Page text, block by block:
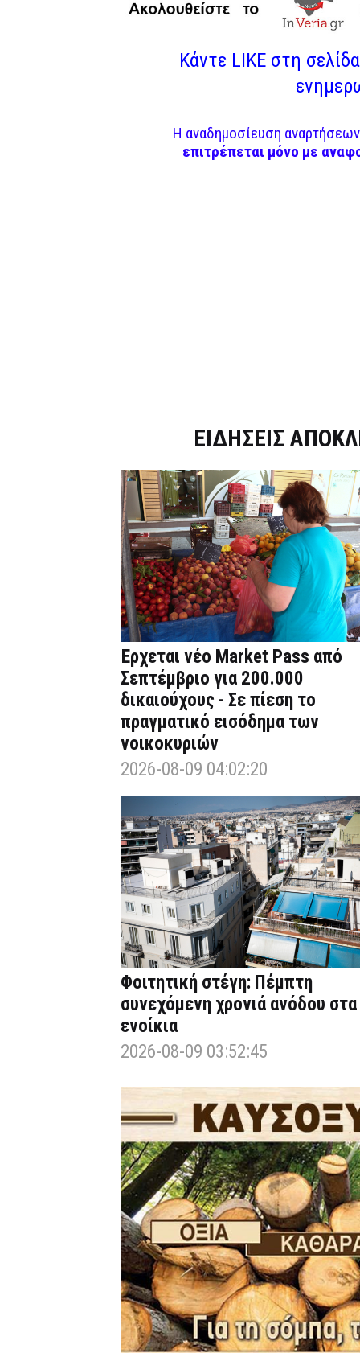
Κάντε LIKE στη
Η αναδημοσίευση
επιτρέπεται μόνο με
ΕΙΔΗΣΕΙΣ
Έρχεται νέο Market Pass από
Σεπτέμβριο για 200.000
δικαιούχους - Σε πίεση το
πραγματικό εισόδημα των
νοικοκυριών
2026-08-09 04:02:20
Φοιτητική στέγη: Πέμπτη
συνεχόμενη χρονιά ανόδου στα
ενοίκια
2026-08-09 03:52:45